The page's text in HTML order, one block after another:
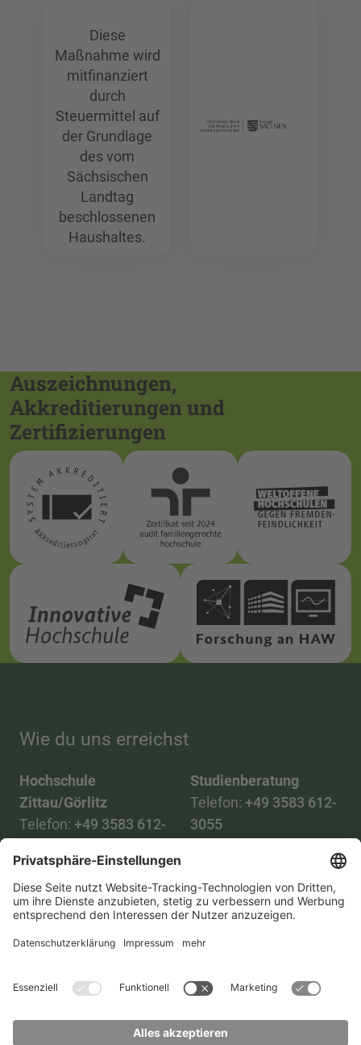
Diese
Maßnahme wird
mitfinanziert
durch
Steuermittel auf
der Grundlage
des vom
Sächsischen
Landtag
beschlossenen
Haushaltes.
Auszeichnungen,
Akkreditierungen und
Zertifizierungen
Wie du uns erreichst
Hochschule
Zittau/Görlitz
Telefon: +49 3583 612-
Mail:info(at)hszg.de
Studienberatung
Telefon: +49 3583 612-
3055
Mail:
stud.info(at)hszg.de
TransparenzgesetzKontakt Lageplan
ImpressumBarrierefreiheitPresse